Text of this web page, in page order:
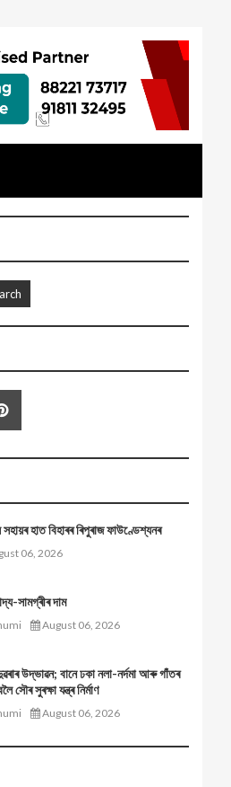
হাত বিহাৰৰ ৰিপুৰাজ ফাউণ্ডেশ্যনৰ
06, 2026
সামগ্ৰীৰ দাম
August 06, 2026
উদ্ভাৱন; বানে ঢকা নলা-নৰ্দমা আৰু গাঁতৰ
সৌৰ সুৰক্ষা যন্ত্ৰ নিৰ্মাণ
August 06, 2026